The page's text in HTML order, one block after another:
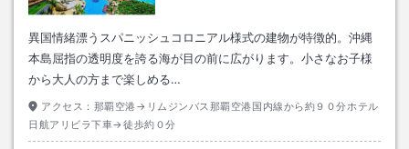
異国情緒漂うスパニッシュコロニアル様式の建物が特徴的。沖縄
本島屈指の透明度を誇る海が目の前に広がります。小さなお子様
から大人の方まで楽しめる…
アクセス： 那覇空港→リムジンバス那覇空港国内線から約９０分ホテル
日航アリビラ下車→徒歩約０分